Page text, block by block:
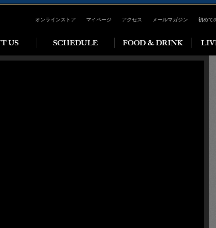
オンラインストア マイページ アクセス メールマガジン 初めて